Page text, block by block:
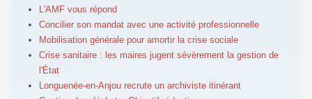
L'AMF vous répond
Concilier son mandat avec une activité professionnelle
Mobilisation générale pour amortir la crise sociale
Crise sanitaire : les maires jugent sévèrement la gestion de
l'État
Longuenée-en-Anjou recrute un archiviste itinérant